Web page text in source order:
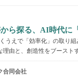
ら探る、AI時代に
うえで「効率化」の取り
由と、創造性をブースト
合同会社